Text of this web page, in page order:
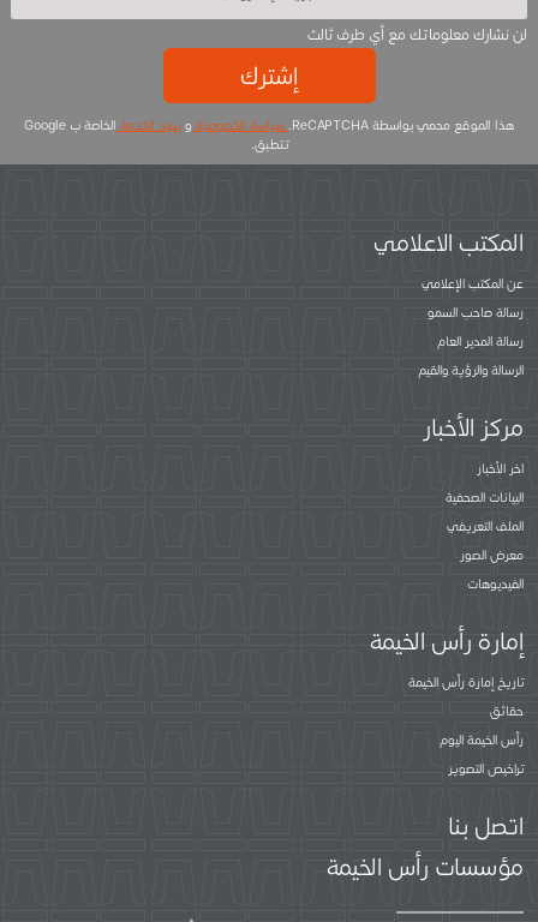
لن نشارك معلوماتك مع أي طرف ثالث
إشترك
هذا الموقع محمي بواسطة ReCAPTCHA. سياسة الخصوصية وبنود الخدمة
الخاصة ب Google
تتطبق.
المكتب الاعلامي
عن المكتب الإعلامي
رسالة صاحب السمو
رسالة المدير العام
الرسالة والرؤية والقيم
مركز الأخبار
اخر الأخبار
البيانات الصحفية
الملف التعريفي
معرض الصور
الفيديوهات
إمارة رأس الخيمة
تاريخ إمارة رأس الخيمة
حقائق
رأس الخيمة اليوم
تراخيص التصوير
اتصل بنا
مؤسسات رأس الخيمة